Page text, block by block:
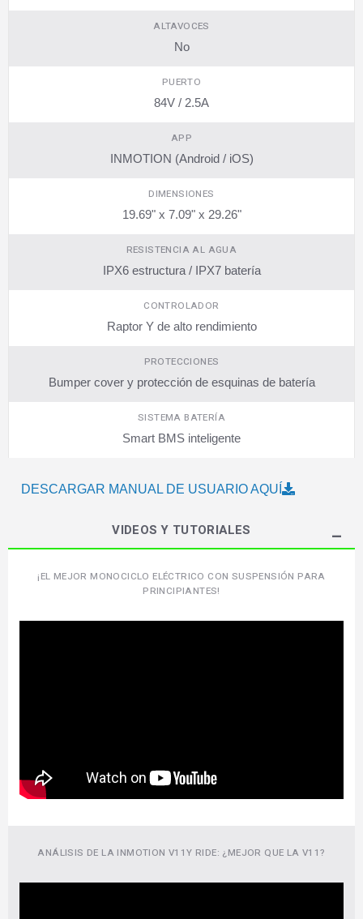
ALTAVOCES
No
PUERTO
84V / 2.5A
APP
INMOTION (Android / iOS)
DIMENSIONES
19.69" x 7.09" x 29.26"
RESISTENCIA AL AGUA
IPX6 estructura / IPX7 batería
CONTROLADOR
Raptor Y de alto rendimiento
PROTECCIONES
Bumper cover y protección de esquinas de batería
SISTEMA BATERÍA
Smart BMS inteligente
DESCARGAR MANUAL DE USUARIO AQUÍ
VIDEOS Y TUTORIALES
¡EL MEJOR MONOCICLO ELÉCTRICO CON SUSPENSIÓN PARA
PRINCIPIANTES!
ANÁLISIS DE LA INMOTION V11Y RIDE: ¿MEJOR QUE LA V11?